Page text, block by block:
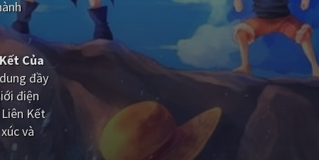
Của
đầy
điện
Kết
và